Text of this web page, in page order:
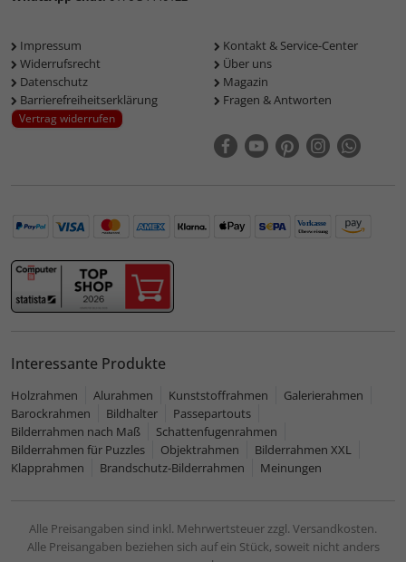
Impressum
Widerrufsrecht
Datenschutz
Barrierefreiheitserklärung
Vertrag widerrufen
Kontakt & Service-Center
Über uns
Magazin
Fragen & Antworten
Interessante Produkte
Holzrahmen Alurahmen Kunststoffrahmen
Galerierahmen
Barockrahmen
Bildhalter
Passepartouts
Bilderrahmen nach Maß
Schattenfugenrahmen
Bilderrahmen für Puzzles
Objektrahmen
Bilderrahmen XXL
Klapprahmen
Brandschutz-Bilderrahmen Meinungen
Alle Preisangaben sind inkl. Mehrwertsteuer zzgl. Versandkosten.
Alle Preisangaben beziehen sich auf ein Stück, soweit nicht anders